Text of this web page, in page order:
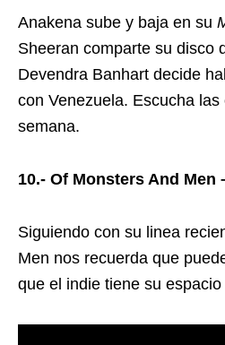
Anakena sube y baja en su
Sheeran comparte su disco
Devendra Banhart decide
con Venezuela. Escucha
semana.
10.- Of Monsters And Men
Siguiendo con su linea
Men nos recuerda que
que el indie tiene su espacio